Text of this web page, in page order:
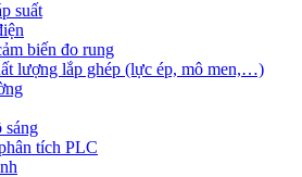
suất
biến đo rung
lượng lắp ghép (lực ép, mô men,…)
tích PLC